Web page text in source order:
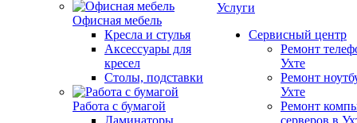
Офисная мебель
Кресла и стулья
Аксессуары для
кресел
Столы, подставки
Работа с бумагой
Ламинаторы
Услуги
Сервисный центр
Ремонт
Ухте
Ремонт
Ухте
Ремонт
серверов в